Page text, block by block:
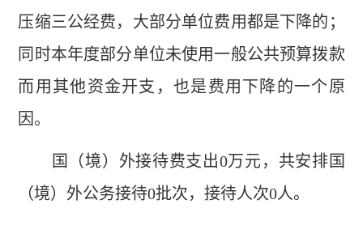
压缩三公经费，大部分单位费用都是下降的；
同时本年度部分单位未使用一般公共预算拨款
而用其他资金开支，也是费用下降的一个原
因。
国（境）外接待费支出0万元，共安排国
（境）外公务接待0批次，接待人次0人。